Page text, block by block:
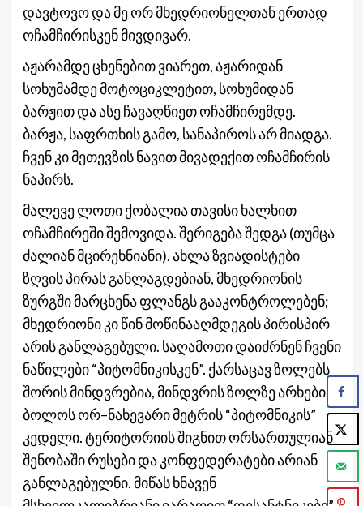
დავტოვო და მე ორ მხედრიონელთან ერთად
ოჩამჩირისკენ მივდივარ.
აჟარამდე ცხენებით ვიარეთ, აჟარიდან
სოხუმამდე მოტოციკლეტით, სოხუმიდან
ბარჟით და ასე ჩავაღწიეთ ოჩამჩირემდე.
ბარჟა, საფრთხის გამო, სანაპიროს არ მიადგა.
ჩვენ კი მეთევზის ნავით მივადექით ოჩამჩირის
ნაპირს.
მალევე ლოთი ქობალია თავისი ხალხით
ოჩამჩირეში შემოვიდა. შერიგება შედგა (თუმცა
ძალიან მცირეხნიანი). ახლა ზვიადისტები
ზღვის პირას განლაგდებიან, მხედრიონის
ზურგში მარცხენა ფლანგს გააკონტროლებენ;
მხედრიონი კი წინ მოწინააღმდეგის პირისპირ
არის განლაგებული. საღამოთი დაიძრნენ ჩვენი
ნაწილები “პიტომნიკისკენ”. ქარსაცავ ზოლებს
შორის მინდვრებია, მინდვრის ზოლზე არხები.
ბოლოს ორ–ნახევარი მეტრის “პიტომნიკის”
კედელი. ტერიტორიის შიგნით ორსართულიან
შენობაში რუსები და კონფედერატები არიან
განლაგებულნი. მიწას ხნავენ